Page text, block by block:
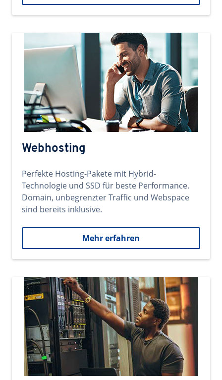
Webhosting
Perfekte Hosting-Pakete mit Hybrid-
Technologie und SSD für beste Performance.
Domain, unbegrenzter Traffic und Webspace
sind bereits inklusive.
Mehr erfahren